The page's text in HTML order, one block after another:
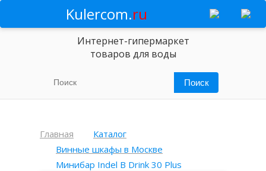
Kulercom.ru
Интернет-гипермаркет
товаров для воды
Главная
Каталог
Винные шкафы в Москве
Минибар Indel B Drink 30 Plus